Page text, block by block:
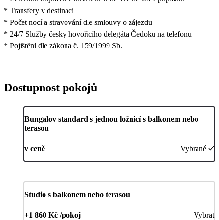
* Transfery v destinaci
* Počet nocí a stravování dle smlouvy o zájezdu
* 24/7 Služby česky hovořícího delegáta Čedoku na telefonu
* Pojištění dle zákona č. 159/1999 Sb.
Dostupnost pokojů
Bungalov standard s jednou ložnicí s balkonem nebo
terasou
v ceně Vybrané
Studio s balkonem nebo terasou
+1 860 Kč /pokoj Vybrat